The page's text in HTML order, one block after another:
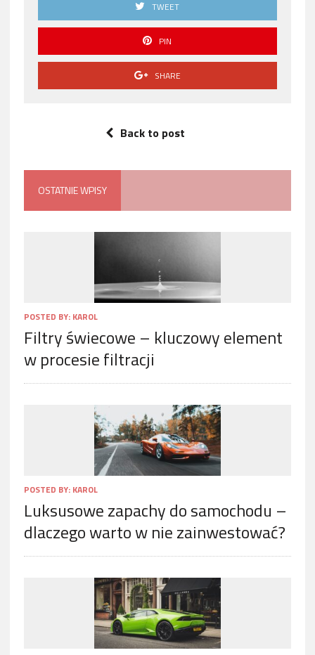
TWEET
PIN
SHARE
Back to post
OSTATNIE WPISY
POSTED BY: KAROL
Filtry świecowe – kluczowy element
w procesie filtracji
POSTED BY: KAROL
Luksusowe zapachy do samochodu –
dlaczego warto w nie zainwestować?